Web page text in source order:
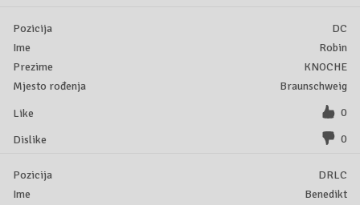
DC
Robin
KNOCHE
Braunschweig
0
0
DRLC
Benedikt